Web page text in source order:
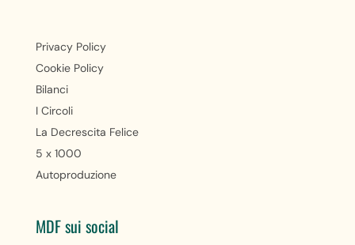
Privacy Policy
Cookie Policy
Bilanci
I Circoli
La Decrescita Felice
5 x 1000
Autoproduzione
MDF sui social